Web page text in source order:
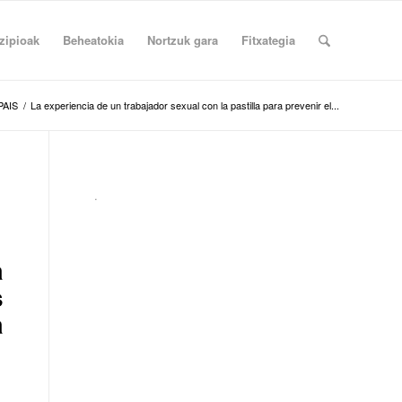
Beheatokia Nortzuk gara Fitxategia
/ La experiencia de un trabajador sexual con la pastilla para prevenir el...
.